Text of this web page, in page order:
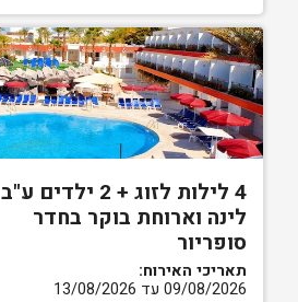
4 לילות לזוג + 2 ילדים ע"ב
לינה וארוחת בוקר בחדר
סופריור
תאריכי האירוח:
09/08/2026 עד 13/08/2026